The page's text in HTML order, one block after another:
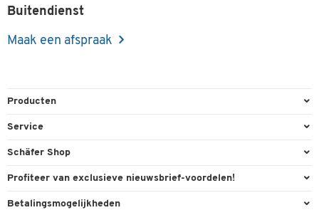
Buitendienst
Maak een afspraak
Producten
Kantoorbenodigdheden
Milieutechniek
Service
Bestelling herroepen
Schäfer Shop
Algemene voorwaarden
Profiteer van exclusieve nieuwsbrief-voordelen!
Welkomstgeschenk
Betalingsmogelijkheden